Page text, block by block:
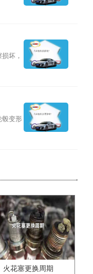
坏，
毂变形
火花塞更换周期